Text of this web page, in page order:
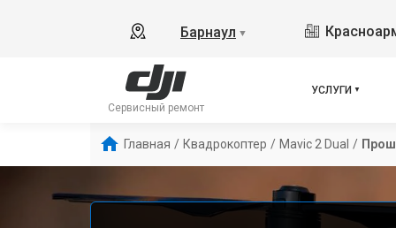
Барнаул ▼
Сервисный ремонт
УСЛУГИ
Главная / Квадрокоптер / Mavic 2 Dual /